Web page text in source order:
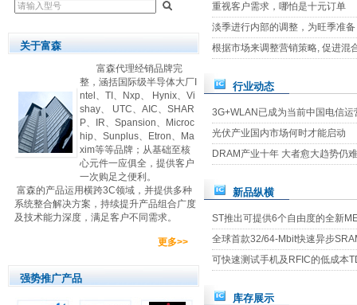
关于富森
富森代理经销品牌完
整，涵括国际级半导体大厂I
ntel、TI、Nxp、 Hynix、Vi
shay、 UTC、AIC、SHAR
P、IR、Spansion、Microc
hip、Sunplus、Etron、Ma
xim等等品牌；从基础至核
心元件一应俱全，提供客户
一次购足之便利。
富森的产品运用横跨3C领域，并提供多种
系统整合解决方案，持续提升产品组合广度
及技术能力深度，满足客户不同需求。
更多>>
强势推广产品
重视客户需求，哪怕是十元订单
淡季进行内部的调整，为旺季准备
根据市场来调整营销策略, 促进混
行业动态
3G+WLAN已成为当前中国电信
光伏产业国内市场何时才能启动
DRAM产业十年 大者愈大趋势仍
新品纵横
ST推出可提供6个自由度的全新
全球首款32/64-Mbit快速异步
可快速测试手机及RFIC的低成本
库存展示